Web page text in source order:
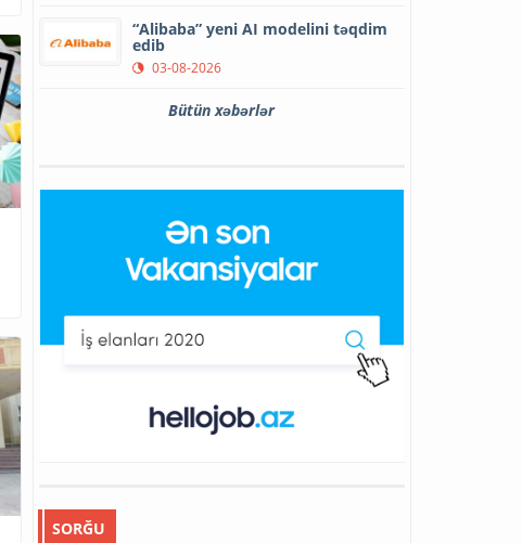
“Alibaba” yeni AI modelini təqdim
edib
03-08-2026
Bütün xəbərlər
SORĞU